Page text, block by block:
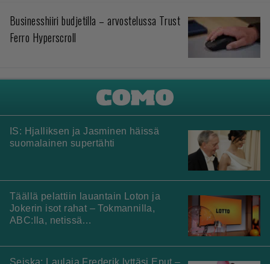
Businesshiiri budjetilla – arvostelussa Trust
Ferro Hyperscroll
IS: Hjalliksen ja Jasminen häissä
suomalainen supertähti
Täällä pelattiin lauantain Loton ja
Jokerin isot rahat – Tokmannilla,
ABC:lla, netissä…
Seiska: Laulaja Frederik lyttäsi Eput –